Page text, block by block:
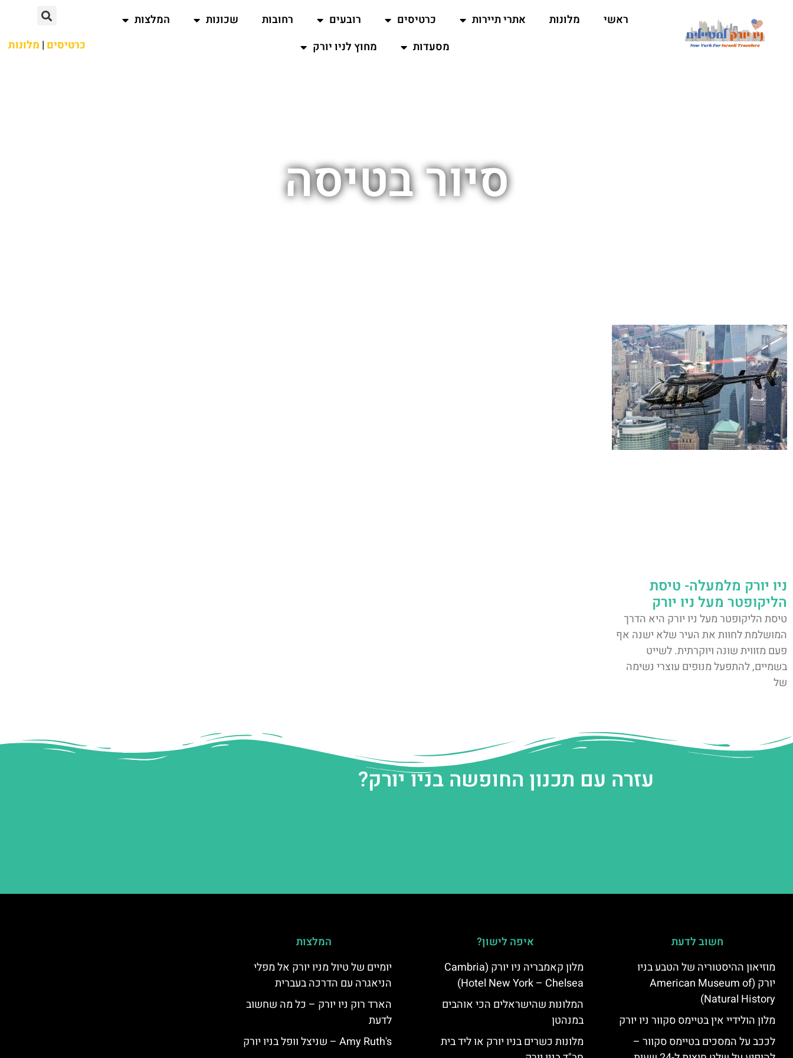
ראשי מלונות אתרי תיירות כרטיסים רובעים רחובות שכונות
המלצות
מסעדות
מחוץ לניו יורק כרטיסים | מלונות
סיור בטיסה
ניו יורק מלמעלה- טיסת
הליקופטר מעל ניו יורק
טיסת הליקופטר מעל ניו יורק היא הדרך
המושלמת לחוות את העיר שלא ישנה אף
פעם מזווית שונה ויוקרתית. לשייט
בשמיים, להתפעל מנופים עוצרי נשימה
של
עזרה עם תכנון החופשה בניו יורק?
חשוב לדעת
מוזיאון ההיסטוריה של הטבע בניו
יורק (American Museum of
Natural History)
מלון הולידיי אין בטיימס סקוור ניו יורק
לככב על המסכים בטיימס סקוור –
איפה לישון?
מלון קאמבריה ניו יורק (Cambria
Hotel New York – Chelsea)
המלונות שהישראלים הכי אוהבים
במנהטן
מלונות כשרים בניו יורק או ליד בית
המלצות
יומיים של טיול מניו יורק אל מפלי
הניאגרה עם הדרכה בעברית
הארד רוק ניו יורק – כל מה שחשוב
לדעת
Amy Ruth's – שניצל וופל בניו יורק